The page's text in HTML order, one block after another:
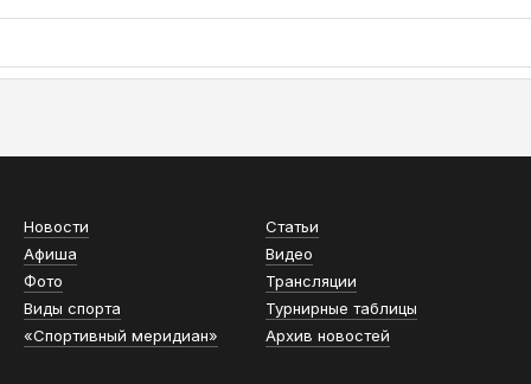
Новости
Статьи
Афиша
Видео
Фото
Трансляции
Виды спорта
Турнирные таблицы
«Спортивный меридиан»
Архив новостей